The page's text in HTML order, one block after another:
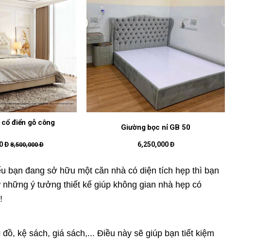
điển gỗ công
Đ 8,500,000 Đ
Giường bọc nỉ GB 50
6,250,000 Đ
bạn đang sở hữu một căn nhà có diện tích hẹp thì bạn
ý tưởng thiết kế giúp không gian nhà hẹp có
kệ sách, giá sách,... Điều này sẽ giúp bạn tiết kiệm